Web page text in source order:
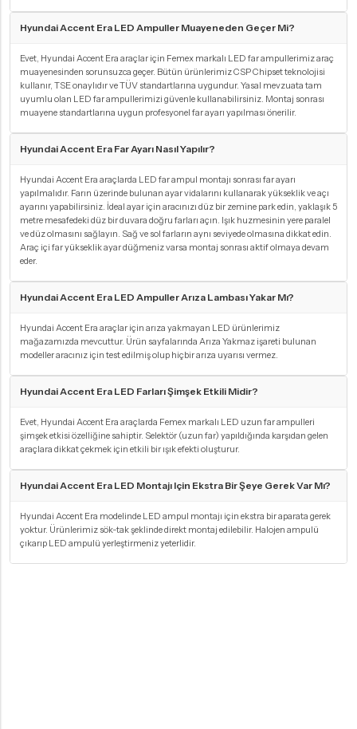
Hyundai Accent Era LED Ampuller Muayeneden Geçer Mi?
Evet, Hyundai Accent Era araçlar için Femex markalı LED far ampullerimiz araç
muayenesinden sorunsuzca geçer. Bütün ürünlerimiz CSP Chipset teknolojisi
kullanır, TSE onaylıdır ve TÜV standartlarına uygundur. Yasal mevzuata tam
uyumlu olan LED far ampullerimizi güvenle kullanabilirsiniz. Montaj sonrası
muayene standartlarına uygun profesyonel far ayarı yapılması önerilir.
Hyundai Accent Era Far Ayarı Nasıl Yapılır?
Hyundai Accent Era araçlarda LED far ampul montajı sonrası far ayarı
yapılmalıdır. Farın üzerinde bulunan ayar vidalarını kullanarak yükseklik ve açı
ayarını yapabilirsiniz. İdeal ayar için aracınızı düz bir zemine park edin, yaklaşık 5
metre mesafedeki düz bir duvara doğru farları açın. Işık huzmesinin yere paralel
ve düz olmasını sağlayın. Sağ ve sol farların aynı seviyede olmasına dikkat edin.
Araç içi far yükseklik ayar düğmeniz varsa montaj sonrası aktif olmaya devam
eder.
Hyundai Accent Era LED Ampuller Arıza Lambası Yakar Mı?
Hyundai Accent Era araçlar için arıza yakmayan LED ürünlerimiz
mağazamızda mevcuttur. Ürün sayfalarında Arıza Yakmaz işareti bulunan
modeller aracınız için test edilmiş olup hiçbir arıza uyarısı vermez.
Hyundai Accent Era LED Farları Şimşek Etkili Midir?
Evet, Hyundai Accent Era araçlarda Femex markalı LED uzun far ampulleri
şimşek etkisi özelliğine sahiptir. Selektör (uzun far) yapıldığında karşıdan gelen
araçlara dikkat çekmek için etkili bir ışık efekti oluşturur.
Hyundai Accent Era LED Montajı Için Ekstra Bir Şeye Gerek Var Mı?
Hyundai Accent Era modelinde LED ampul montajı için ekstra bir aparata gerek
yoktur. Ürünlerimiz sök-tak şeklinde direkt montaj edilebilir. Halojen ampulü
çıkarıp LED ampulü yerleştirmeniz yeterlidir.